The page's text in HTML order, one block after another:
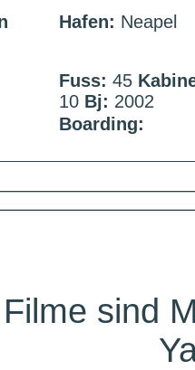
Hafen: Neapel
Fuss: 45
10 Bj: 2002
Boarding:
sind